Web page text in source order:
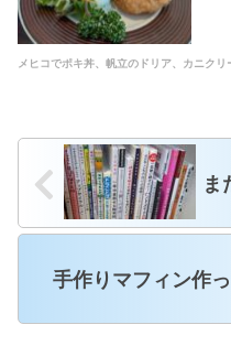
メヒコでポキ丼、帆立のドリア、カニクリ
ま
手作りマフィン作